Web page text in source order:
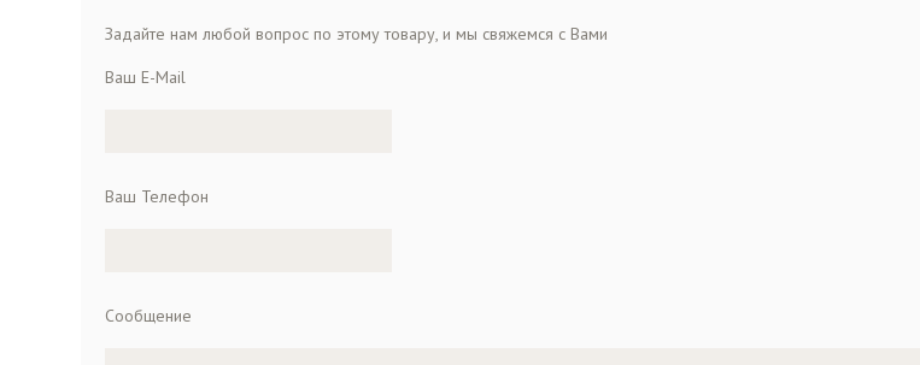
Задайте нам любой вопрос по этому товару, и мы свяжемся с Вами
Ваш E-Mail
Ваш Телефон
Сообщение